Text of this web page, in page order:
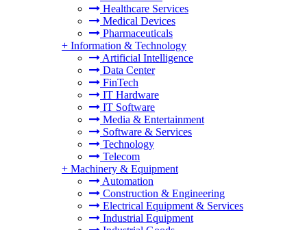
Healthcare Services
Medical Devices
Pharmaceuticals
+ Information & Technology
Artificial Intelligence
Data Center
FinTech
IT Hardware
IT Software
Media & Entertainment
Software & Services
Technology
Telecom
+ Machinery & Equipment
Automation
Construction & Engineering
Electrical Equipment & Services
Industrial Equipment